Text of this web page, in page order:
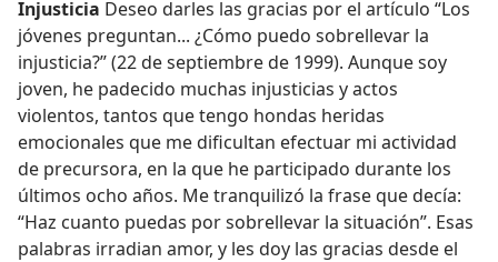
Injusticia
jóvenes preguntan... ¿Cómo puedo sobrellevar la
injusticia?” (22 de septiembre de 1999). Aunque soy
joven, he padecido muchas injusticias y actos
violentos, tantos que tengo hondas heridas
emocionales que me dificultan efectuar mi actividad
de precursora, en la que he participado durante los
últimos ocho años. Me tranquilizó la frase que decía:
“Haz cuanto puedas por sobrellevar la situación”. Esas
palabras irradian amor, y les doy las gracias desde el